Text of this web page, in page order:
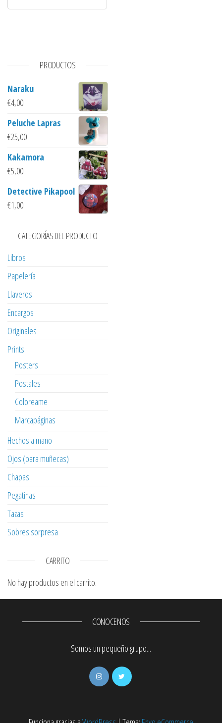
PRODUCTOS
Naraku
€4,00
Peluche Lapras
€25,00
Kakamora
€5,00
Detective Pikapool
€1,00
CATEGORÍAS DEL PRODUCTO
Libros
Papelería
Llaveros
Encargos
Originales
Prints
Posters
Postales
Coloreame
Marcapáginas
Hechos a mano
Ojos (para muñecas)
Chapas
Pegatinas
Tazas
Sobres sorpresa
CARRITO
No hay productos en el carrito.
CONOCENOS
Somos un pequeño grupo...